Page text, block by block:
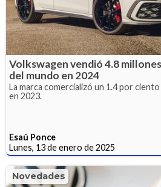
Volkswagen vendió 4.8
del mundo en 2024
La marca comercializó un 1.4 por
en 2023.
Esaú Ponce
Lunes, 13 de enero de 2025
Novedades